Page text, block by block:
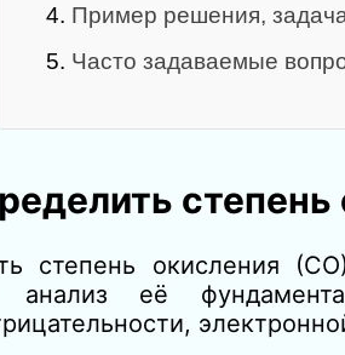
4. Пример решения,
5. Часто задаваемые
степень окисления
анализ её